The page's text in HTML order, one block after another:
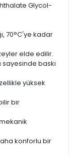
Glycol-
70°C'ye kadar
elde edilir.
sayesinde baskı
yüksek
bir
konforlu bir